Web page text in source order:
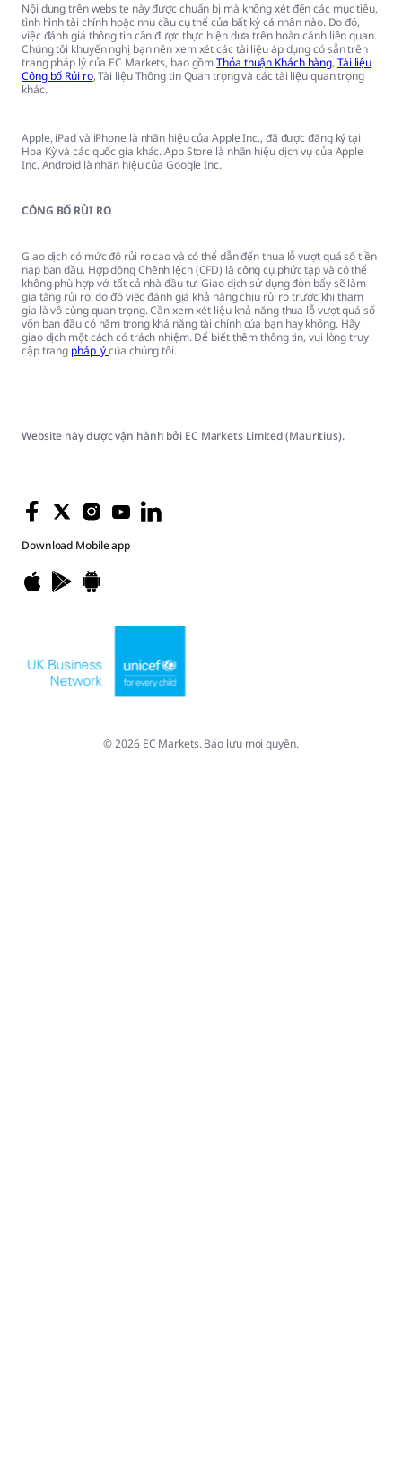
Nội dung trên website này được chuẩn bị mà không xét đến các mục tiêu,
tình hình tài chính hoặc nhu cầu cụ thể của bất kỳ cá nhân nào. Do đó,
việc đánh giá thông tin cần được thực hiện dựa trên hoàn cảnh liên quan.
Chúng tôi khuyến nghị bạn nên xem xét các tài liệu áp dụng có sẵn trên
trang pháp lý của EC Markets, bao gồmThỏa thuận Khách hàng, Tài liệu
Công bố Rủi ro, Tài liệu Thông tin Quan trọng và các tài liệu quan trọng
khác.
Apple, iPad và iPhone là nhãn hiệu của Apple Inc., đã được đăng ký tại
Hoa Kỳ và các quốc gia khác. App Store là nhãn hiệu dịch vụ của Apple
Inc. Android là nhãn hiệu của Google Inc.
CÔNG BỐ RỦI RO
Giao dịch có mức độ rủi ro cao và có thể dẫn đến thua lỗ vượt quá số tiền
nạp ban đầu. Hợp đồng Chênh lệch (CFD) là công cụ phức tạp và có thể
không phù hợp với tất cả nhà đầu tư. Giao dịch sử dụng đòn bẩy sẽ làm
gia tăng rủi ro, do đó việc đánh giá khả năng chịu rủi ro trước khi tham
gia là vô cùng quan trọng. Cần xem xét liệu khả năng thua lỗ vượt quá số
vốn ban đầu có nằm trong khả năng tài chính của bạn hay không. Hãy
giao dịch một cách có trách nhiệm. Để biết thêm thông tin, vui lòng truy
cập trang pháp lýcủa chúng tôi.
Download Mobile app
Website này được vận hành bởi EC Markets Limited (Mauritius).
© 2026 EC Markets. Bảo lưu mọi quyền.